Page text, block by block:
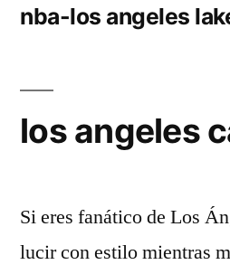
nba-los angeles
los angeles
Si eres fanático de Los
lucir con estilo mientras